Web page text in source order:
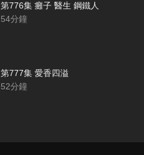
第776集 癱子 醫生 鋼鐵人
54分鐘
第777集 愛香四溢
52分鐘